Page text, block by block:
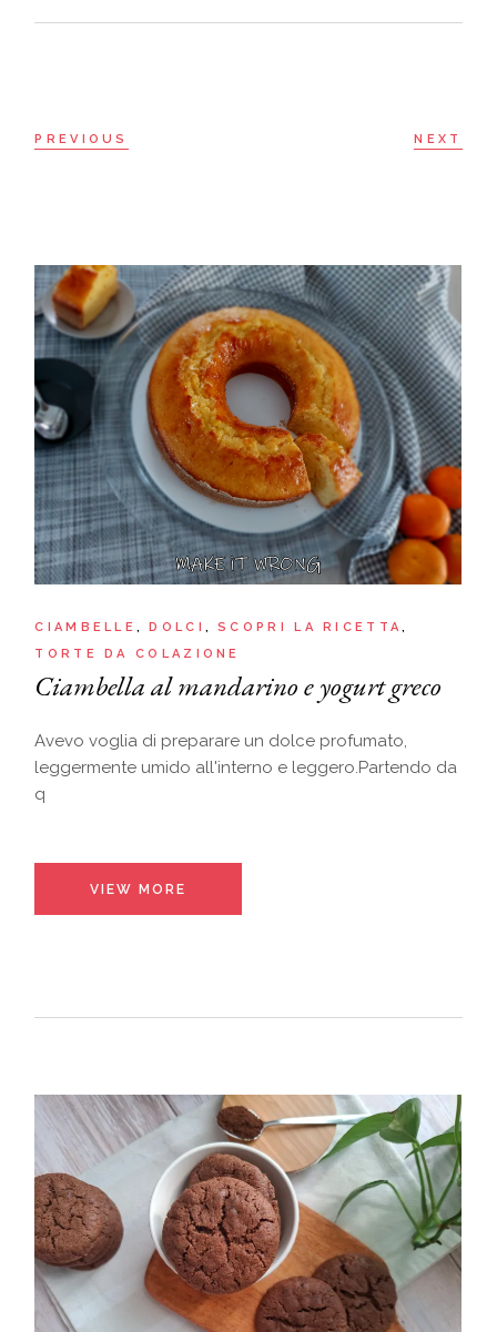
PREVIOUS NEXT
CIAMBELLE DOLCI
SCOPRI LA RICETTA
TORTE DA COLAZIONE
Ciambella al mandarino e yogurt greco
Avevo voglia di preparare un dolce profumato,
leggermente umido all'interno e leggero.Partendo da
q
VIEW MORE